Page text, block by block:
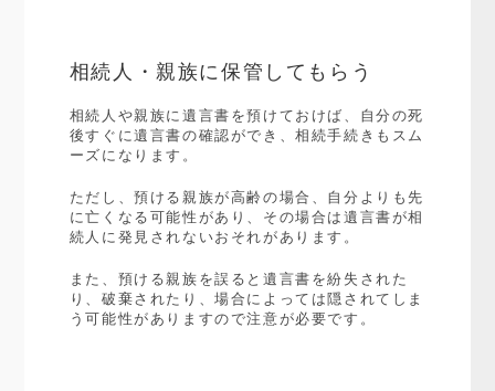
相続人・親族に保管してもらう
相続人や親族に遺言書を預けておけば、自分の死
後すぐに遺言書の確認ができ、相続手続きもスム
ーズになります。
ただし、預ける親族が高齢の場合、自分よりも先
に亡くなる可能性があり、その場合は遺言書が相
続人に発見されないおそれがあります。
また、預ける親族を誤ると遺言書を紛失された
り、破棄されたり、場合によっては隠されてしま
う可能性がありますので注意が必要です。